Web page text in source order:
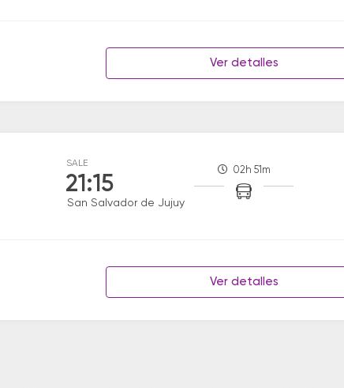
Ver detalles
SALE
21:15
San Salvador de Jujuy
02h 51m
Ver detalles